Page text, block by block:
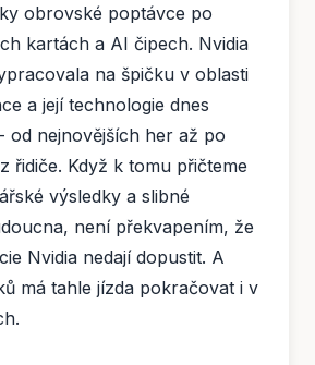
obrovské poptávce po
kartách a AI čipech. Nvidia
na špičku v oblasti
a její technologie dnes
od nejnovějších her až po
řidiče. Když k tomu přičteme
výsledky a slibné
není překvapením, že
Nvidia nedají dopustit. A
má tahle jízda pokračovat i v